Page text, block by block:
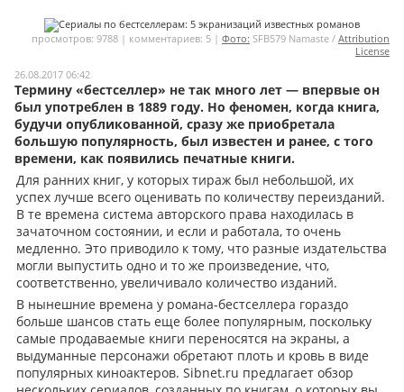
Мои материалы
Моя личная афиша
Перечитать
просмотров: 9788 | комментариев: 5 | Фото: SFB579 Namaste / Attribution
License
26.08.2017 06:42
Термину «бестселлер» не так много лет — впервые он
был употреблен в 1889 году. Но феномен, когда книга,
будучи опубликованной, сразу же приобретала
большую популярность, был известен и ранее, с того
времени, как появились печатные книги.
Для ранних книг, у которых тираж был небольшой, их
успех лучше всего оценивать по количеству переизданий.
В те времена система авторского права находилась в
зачаточном состоянии, и если и работала, то очень
медленно. Это приводило к тому, что разные издательства
могли выпустить одно и то же произведение, что,
соответственно, увеличивало количество изданий.
В нынешние времена у романа-бестселлера гораздо
больше шансов стать еще более популярным, поскольку
самые продаваемые книги переносятся на экраны, а
выдуманные персонажи обретают плоть и кровь в виде
популярных киноактеров. Sibnet.ru предлагает обзор